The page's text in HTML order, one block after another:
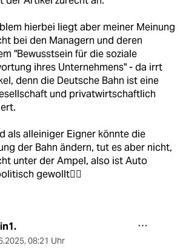
hierbei liegt aber meiner Meinung
bei den Managern und deren
"Bewusstsein für die soziale
ihres Unternehmens" - da irrt
denn die Deutsche Bahn ist eine
und privatwirtschaftlich
als alleiniger Eigner könnte die
der Bahn ändern, tut es aber nicht,
unter der Ampel, also ist Auto
gewollt🤷‍♂️
, 08:21 Uhr